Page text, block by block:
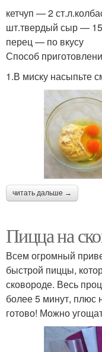
кетчуп — 2
шт.твердый сыр —
перец — по вкусу
Способ
1.В миску насыпьте
читать дальше →
Пицца на
Всем огромный
быстрой пиццы,
сковороде. Весь
более 5 минут, плюс
готово! Можно